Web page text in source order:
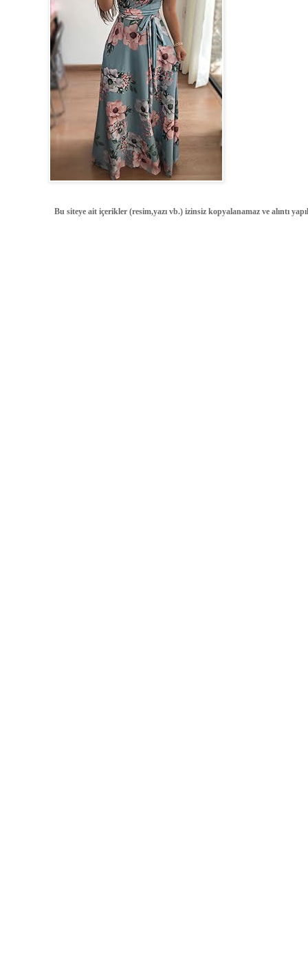
Bu siteye ait içerikler (resim,yazı vb.) izinsiz kopyalanamaz ve alıntı